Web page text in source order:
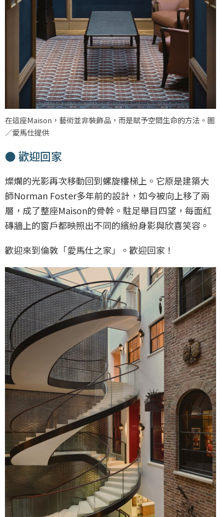
在這座Maison，藝術並非裝飾品，而是賦予空間生命的方法。圖
／愛馬仕提供
● 歡迎回家
燦爛的光影再次移動回到螺旋樓梯上。它原是建築大
師Norman Foster多年前的設計，如今被向上移了兩
層，成了整座Maison的骨幹。駐足舉目四望，每面紅
磚牆上的窗戶都映照出不同的繽紛身影與欣喜笑容。
歡迎來到倫敦「愛馬仕之家」。歡迎回家！